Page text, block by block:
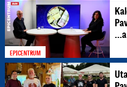
EPICENTRUM